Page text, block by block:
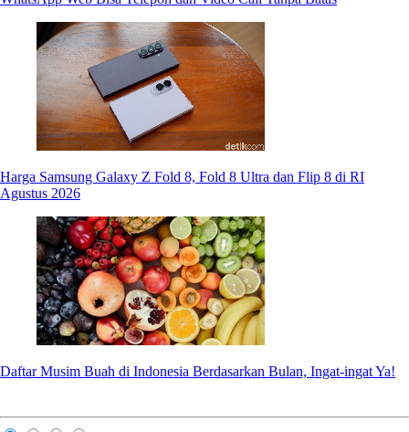
Harga Samsung Galaxy Z Fold 8, Fold 8 Ultra dan Flip 8 di RI
Agustus 2026
Daftar Musim Buah di Indonesia Berdasarkan Bulan, Ingat-ingat Ya!